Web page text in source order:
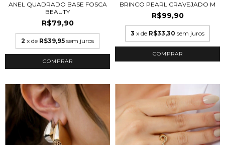
ANEL QUADRADO BASE FOSCA
BEAUTY
R$79,90
2 x de R$39,95 sem juros
COMPRAR
BRINCO PEARL CRAVEJADO M
R$99,90
3 x de R$33,30 sem juros
COMPRAR